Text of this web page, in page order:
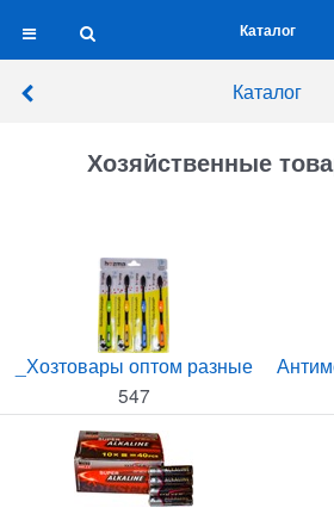
Каталог
Каталог
Хозяйственные
_Хозтовары оптом разные
547